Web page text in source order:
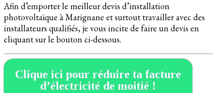
Afin d’emporter le meilleur devis d’installation
photovoltaïque à Marignane et surtout travailler avec des
installateurs qualifiés, je vous incite de faire un devis en
cliquant sur le bouton ci-dessous.
Clique ici pour réduire ta facture
d’électricité de moitié !